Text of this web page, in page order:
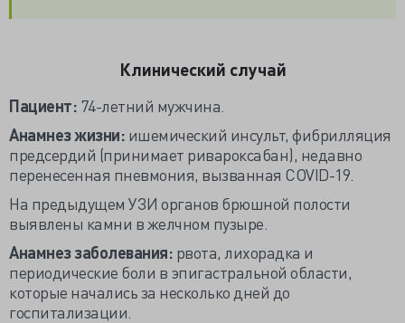
Клинический случай
Пациент: 74-летний мужчина.
Анамнез жизни: ишемический инсульт, фибрилляция
предсердий (принимает ривароксабан), недавно
перенесенная пневмония, вызванная COVID-19.
На предыдущем УЗИ органов брюшной полости
выявлены камни в желчном пузыре.
Анамнез заболевания: рвота, лихорадка и
периодические боли в эпигастральной области,
которые начались за несколько дней до
госпитализации.